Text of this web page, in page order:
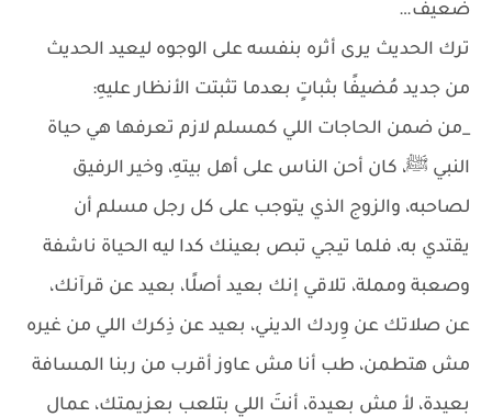
ضعيف…
ترك الحديث يرى أثره بنفسه على الوجوه ليعيد الحديث
من جديد مُضيفًا بثباتٍ بعدما تثبتت الأنظار عليهِ:
_من ضمن الحاجات اللي كمسلم لازم تعرفها هي حياة
النبي ﷺ، كان أحن الناس على أهل بيتهِ، وخير الرفيق
لصاحبه، والزوج الذي يتوجب على كل رجل مسلم أن
يقتدي به، فلما تيجي تبص بعينك كدا ليه الحياة ناشفة
وصعبة ومملة، تلاقي إنك بعيد أصلًا، بعيد عن قرآنك،
عن صلاتك عن وِردك الديني، بعيد عن ذِكرك اللي من غيره
مش هتطمن، طب أنا مش عاوز أقرب من ربنا المسافة
بعيدة، لأ مش بعيدة، أنتَ اللي بتلعب بعزيمتك، عمال